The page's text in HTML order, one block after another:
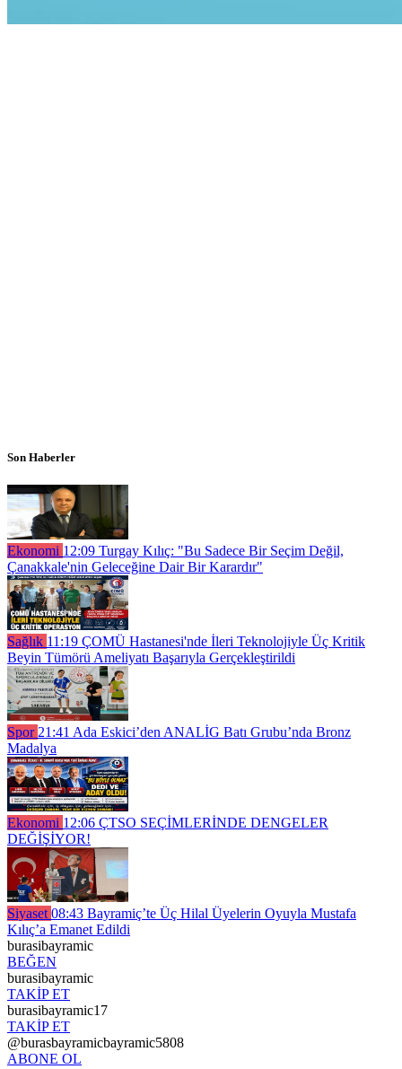
Son Haberler
Ekonomi 12:09 Turgay Kılıç: "Bu Sadece Bir Seçim Değil,
Çanakkale'nin Geleceğine Dair Bir Karardır"
Sağlık 11:19 ÇOMÜ Hastanesi'nde İleri Teknolojiyle Üç Kritik
Beyin Tümörü Ameliyatı Başarıyla Gerçekleştirildi
Spor 21:41 Ada Eskici’den ANALİG Batı Grubu’nda Bronz
Madalya
Ekonomi 12:06 ÇTSO SEÇİMLERİNDE DENGELER
DEĞİŞİYOR!
Siyaset 08:43 Bayramiç’te Üç Hilal Üyelerin Oyuyla Mustafa
Kılıç’a Emanet Edildi
burasibayramic
BEĞEN
burasibayramic
TAKİP ET
burasibayramic17
TAKİP ET
@burasbayramicbayramic5808
ABONE OL